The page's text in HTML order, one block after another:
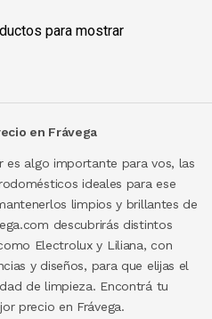
para mostrar
en Frávega
es algo importante para vos, las
ideales para ese
limpios y brillantes de
descubrirás distintos
Electrolux y Liliana, con
y diseños, para que elijas el
de limpieza. Encontrá tu
precio en Frávega.